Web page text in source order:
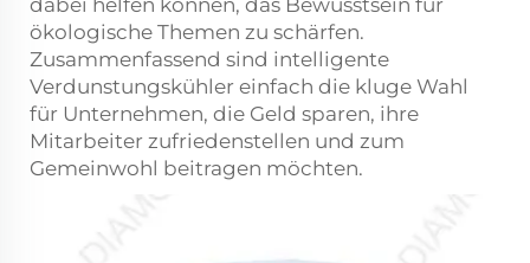
ökologische Themen zu schärfen.
Zusammenfassend sind intelligente
Verdunstungskühler einfach die kluge Wahl
für Unternehmen, die Geld sparen, ihre
Mitarbeiter zufriedenstellen und zum
Gemeinwohl beitragen möchten.